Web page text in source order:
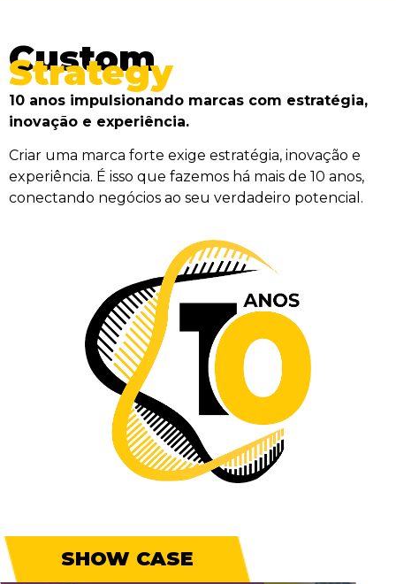
Custom
Strategy
10 anos impulsionando marcas com estratégia,
inovação e experiência.
Criar uma marca forte exige estratégia, inovação e
experiência. É isso que fazemos há mais de 10 anos,
conectando negócios ao seu verdadeiro potencial.
SHOW CASE